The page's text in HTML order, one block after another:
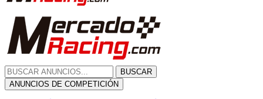
BUSCAR
ANUNCIOS DE COMPETICIÓN